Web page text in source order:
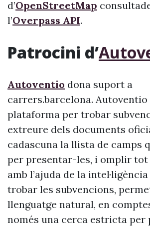
d’OpenStreetMap
l’Overpass API.
Patrocini d’
Autoventio dona suport a
carrers.barcelona. Autoventio
plataforma per trobar
extreure dels documents
cadascuna la llista de camps
per presentar-les, i omplir tot
amb l’ajuda de la
trobar les subvencions,
llenguatge natural, en
només una cerca estricta per